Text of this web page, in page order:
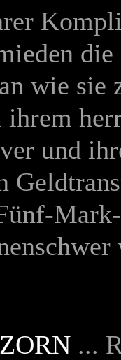
wie sie
ihrem
und
...